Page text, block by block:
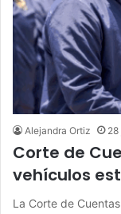
Alejandra Ortiz
Corte de
vehículos
La Corte de